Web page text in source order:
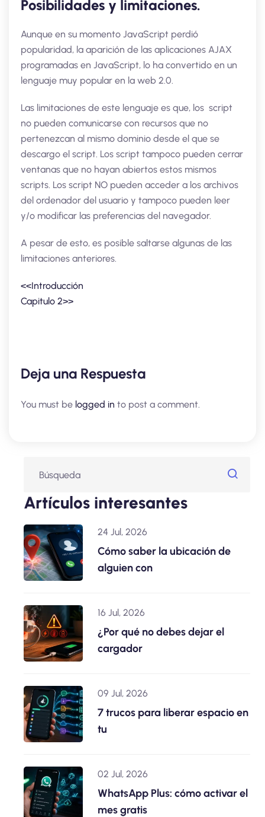
Posibilidades y limitaciones.
Aunque en su momento JavaScript perdió
popularidad, la aparición de las aplicaciones AJAX
programadas en JavaScript, lo ha convertido en un
lenguaje muy popular en la web 2.0.
Las limitaciones de este lenguaje es que, los script
no pueden comunicarse con recursos que no
pertenezcan al mismo dominio desde el que se
descargo el script. Los script tampoco pueden cerrar
ventanas que no hayan abiertos estos mismos
scripts. Los script NO pueden acceder a los archivos
del ordenador del usuario y tampoco pueden leer
y/o modificar las preferencias del navegador.
A pesar de esto, es posible saltarse algunas de las
limitaciones anteriores.
<<Introducción
Capitulo 2>>
Deja una Respuesta
You must be logged in to post a comment.
Artículos interesantes
24 Jul, 2026
Cómo saber la ubicación de
alguien con
16 Jul, 2026
¿Por qué no debes dejar el
cargador
09 Jul, 2026
7 trucos para liberar espacio en
tu
02 Jul, 2026
WhatsApp Plus: cómo activar el
mes gratis